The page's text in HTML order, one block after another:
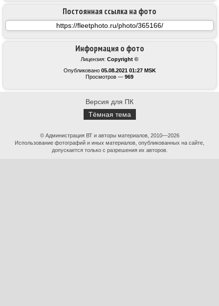
Информация о фото
Лицензия: Copyright ©
Опубликовано 05.08.2021 01:27 MSK
Просмотров — 969
Постоянная ссылка на фото
Версия для ПК
Тёмная тема
© Администрация ВТ и авторы материалов, 2010—2026
Использование фотографий и иных материалов, опубликованных на сайте,
допускается только с разрешения их авторов.